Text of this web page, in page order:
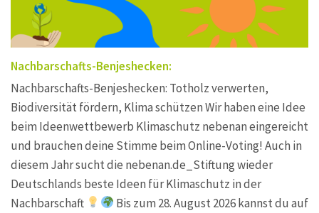
Nachbarschafts-Benjeshecken:
Nachbarschafts-Benjeshecken: Totholz verwerten,
Biodiversität fördern, Klima schützen Wir haben eine Idee
beim Ideenwettbewerb Klimaschutz nebenan eingereicht
und brauchen deine Stimme beim Online-Voting! Auch in
diesem Jahr sucht die nebenan.de_Stiftung wieder
Deutschlands beste Ideen für Klimaschutz in der
Nachbarschaft
Bis zum 28. August 2026 kannst du auf